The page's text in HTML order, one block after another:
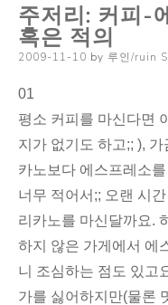
주저리: 커피-
혹은 적의
Posted
2009-11-10 by 루인/ruin
01
평소 커피를 마신다면
지가 없기도 하고;; ),
카노보다 에스프레소
너무 적어서;; 오랜 시
리카노를 마신달까요.
하지 않은 가게에서 에
니 조심하는 점도 있고
가를 싫어하지만(물론